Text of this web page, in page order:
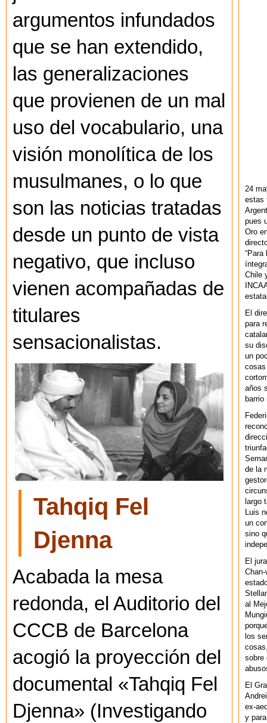
argumentos infundados
que se han extendido,
las generalizaciones
que provienen de un mal
uso del vocabulario, una
visión monolítica de los
musulmanes, o lo que
son las noticias tratadas
desde un punto de vista
negativo, que incluso
vienen acompañadas de
titulares
sensacionalistas.
Tahqiq Fel
Djenna
Acabada la mesa
redonda, el Auditorio del
CCCB de Barcelona
acogió la proyección del
documental «Tahqiq Fel
Djenna» (Investigando
24
estas
pues
Oro
“Para
Chile
El
para
su
un
cosas
años
de la
largo
Luis
un
sino
El
al
los
sobre
El
ex-
y